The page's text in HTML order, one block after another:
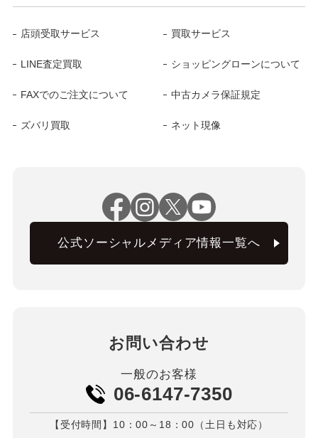
店頭受取サービス 買取サービス
LINE査定買取 ショッピングローンについて
FAXでのご注文について 中古カメラ保証規定
ズバリ買取 ネット現像
公式ソーシャルメディア情報一覧へ
お問い合わせ
一般のお客様
06-6147-7350
【受付時間】10：00～18：00（土日も対応）